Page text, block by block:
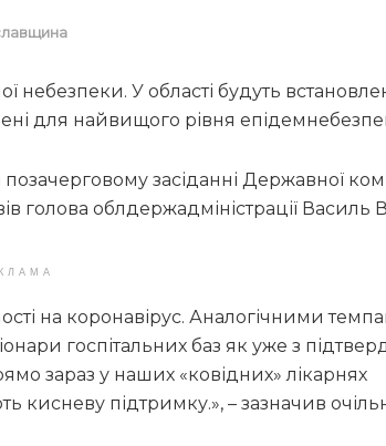
небезпеки. У області будуть
для найвищого рівня
засіданні Державної
голова облдержадміністрації Василь
на коронавірус. Аналогічними
госпітальних баз як уже з
зараз у наших «ковідних» лікарнях
кисневу підтримку.», – зазначив